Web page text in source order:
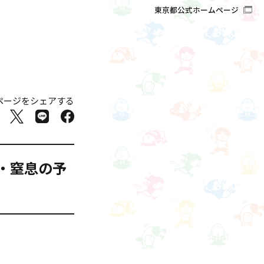
東京都公式ホームページ
ージをシェアする
窒息の予